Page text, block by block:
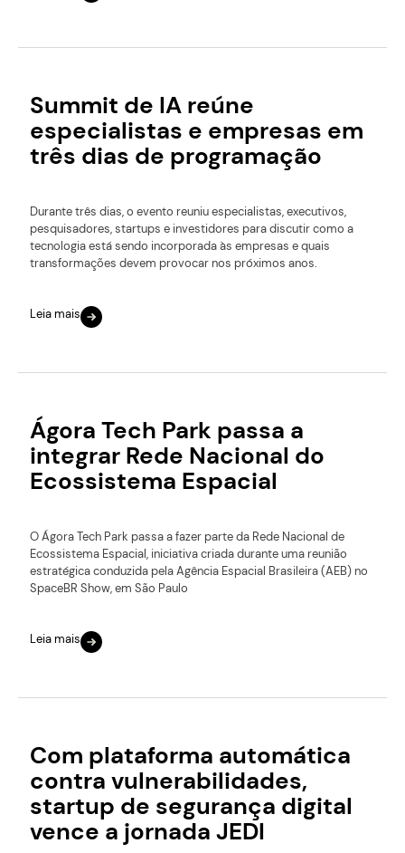
Summit de IA reúne
especialistas e empresas em
três dias de programação
Durante três dias, o evento reuniu especialistas, executivos,
pesquisadores, startups e investidores para discutir como a
tecnologia está sendo incorporada às empresas e quais
transformações devem provocar nos próximos anos.
Leia mais
Ágora Tech Park passa a
integrar Rede Nacional do
Ecossistema Espacial
O Ágora Tech Park passa a fazer parte da Rede Nacional de
Ecossistema Espacial, iniciativa criada durante uma reunião
estratégica conduzida pela Agência Espacial Brasileira (AEB) no
SpaceBR Show, em São Paulo
Leia mais
Com plataforma automática
contra vulnerabilidades,
startup de segurança digital
vence a jornada JEDI